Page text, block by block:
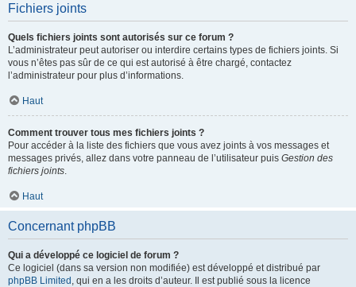
Fichiers joints
Quels fichiers joints sont autorisés sur ce forum ?
L’administrateur peut autoriser ou interdire certains types de fichiers joints. Si
vous n’êtes pas sûr de ce qui est autorisé à être chargé, contactez
l’administrateur pour plus d’informations.
Haut
Comment trouver tous mes fichiers joints ?
Pour accéder à la liste des fichiers que vous avez joints à vos messages et
messages privés, allez dans votre panneau de l’utilisateur puis Gestion des
fichiers joints.
Haut
Concernant phpBB
Qui a développé ce logiciel de forum ?
Ce logiciel (dans sa version non modifiée) est développé et distribué par
phpBB Limited , qui en a les droits d’auteur. Il est publié sous la licence